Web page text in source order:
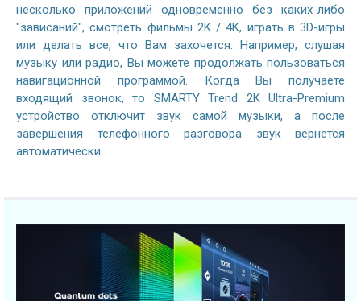
несколько приложений одновременно без каких-либо
"зависаний", смотреть фильмы 2K / 4K, играть в 3D-игры
или делать все, что Вам захочется. Например, слушая
музыку или радио, Вы можете продолжать пользоваться
навигационной программой. Когда Вы получаете
входящий звонок, то SMARTY Trend 2K Ultra-Premium
устройство отключит звук самой музыки, а после
завершения телефонного разговора звук вернется
автоматически.